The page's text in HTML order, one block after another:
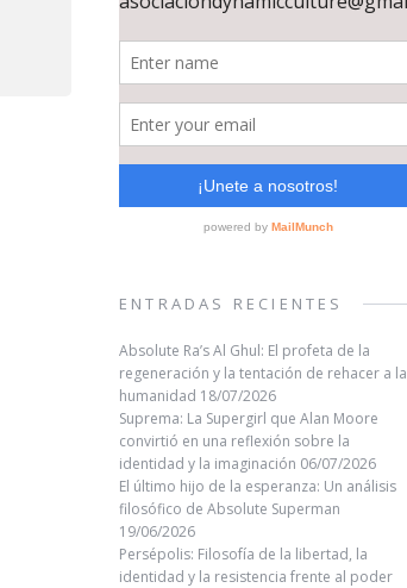
ENTRADAS RECIENTES
Absolute Ra’s Al Ghul: El profeta de la
regeneración y la tentación de rehacer a la
humanidad 18/07/2026
Suprema: La Supergirl que Alan Moore
convirtió en una reflexión sobre la
identidad y la imaginación 06/07/2026
El último hijo de la esperanza: Un análisis
filosófico de Absolute Superman
19/06/2026
Persépolis: Filosofía de la libertad, la
identidad y la resistencia frente al poder